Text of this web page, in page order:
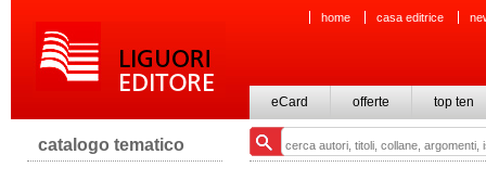
home casa editrice
eCard offerte top ten
catalogo tematico